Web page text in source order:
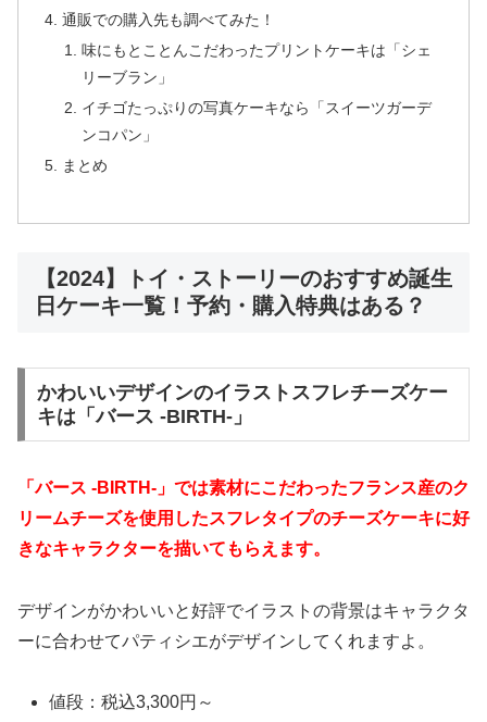
通販での購入先も調べてみた！
味にもとことんこだわったプリントケーキは「シェ
リーブラン」
イチゴたっぷりの写真ケーキなら「スイーツガーデ
ンコパン」
まとめ
【2024】トイ・ストーリーのおすすめ誕生
日ケーキ一覧！予約・購入特典はある？
かわいいデザインのイラストスフレチーズケー
キは「バース -BIRTH-」
「バース -BIRTH-」では素材にこだわったフランス産のク
リームチーズを使用したスフレタイプのチーズケーキに好
きなキャラクターを描いてもらえます。
デザインがかわいいと好評でイラストの背景はキャラクタ
ーに合わせてパティシエがデザインしてくれますよ。
値段：税込3,300円～